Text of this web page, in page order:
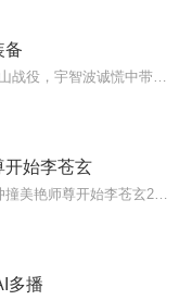
备
开始李苍玄
多播